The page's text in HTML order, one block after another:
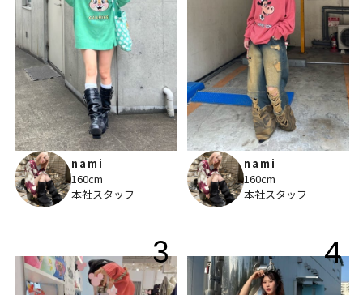
nami
160cm
本社スタッフ
nami
160cm
本社スタッフ
3 4